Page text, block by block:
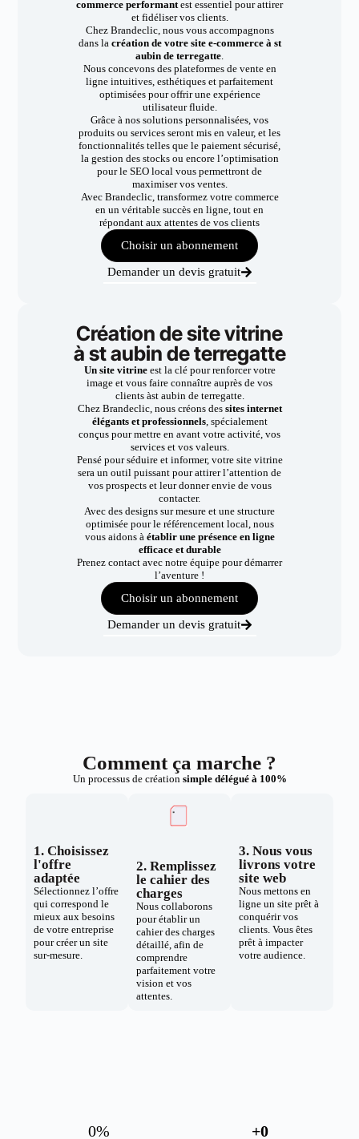
commerce performantest essentiel pour attirer
et fidéliser vos clients.
Chez Brandeclic, nous vous accompagnons
dans la création de votre site e-commerce à st
aubin de terregatte.
Nous concevons des plateformes de vente en
ligne intuitives, esthétiques et parfaitement
optimisées pour offrir une expérience
utilisateur fluide.
Grâce à nos solutions personnalisées, vos
produits ou services seront mis en valeur, et les
fonctionnalités telles que le paiement sécurisé,
la gestion des stocks ou encore l’optimisation
pour le SEO local vous permettront de
maximiser vos ventes.
Avec Brandeclic, transformez votre commerce
en un véritable succès en ligne, tout en
répondant aux attentes de vos clients
Choisir un abonnement
Demander un devis gratuit
Création de site vitrine
à st aubin de terregatte
Un site vitrineest la clé pour renforcer votre
image et vous faire connaître auprès de vos
clients àst aubin de terregatte.
Chez Brandeclic, nous créons dessites internet
élégants et professionnels, spécialement
conçus pour mettre en avant votre activité, vos
services et vos valeurs.
Pensé pour séduire et informer, votre site vitrine
sera un outil puissant pour attirer l’attention de
vos prospects et leur donner envie de vous
contacter.
Avec des designs sur mesure et une structure
optimisée pour le référencement local, nous
vous aidons à établir une présence en ligne
efficace et durable
Prenez contact avec notre équipe pour démarrer
l’aventure !
Choisir un abonnement
Demander un devis gratuit
Comment ça marche ?
Un processus de création simple délégué à 100%
1. Choisissez
l'offre
adaptée
Sélectionnez l’offre
qui correspond le
mieux aux besoins
de votre entreprise
pour créer un site
sur-mesure.
2. Remplissez
le cahier des
charges
Nous collaborons
pour établir un
cahier des charges
détaillé, afin de
comprendre
parfaitement votre
vision et vos
attentes.
3. Nous vous
livrons votre
site web
Nous mettons en
ligne un site prêt à
conquérir vos
clients. Vous êtes
prêt à impacter
votre audience.
0% +0